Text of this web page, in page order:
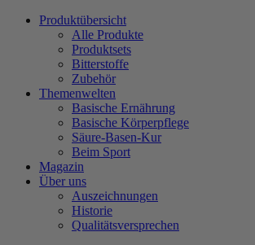
Zum
Produktübersicht
Alle Produkte
Produktsets
Bitterstoffe
Zubehör
Themenwelten
Basische Ernährung
Basische Körperpflege
Säure-Basen-Kur
Beim Sport
Magazin
Über uns
Auszeichnungen
Historie
Qualitätsversprechen